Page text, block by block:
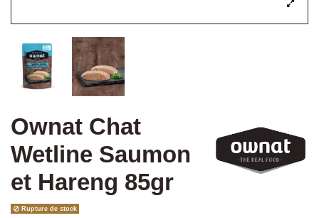
Ownat Chat
Wetline Saumon
et Hareng 85gr
Rupture de stock